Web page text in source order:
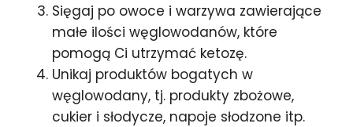
Sięgaj po owoce i warzywa zawierające
małe ilości węglowodanów, które
pomogą Ci utrzymać ketozę.
Unikaj produktów bogatych w
węglowodany, tj. produkty zbożowe,
cukier i słodycze, napoje słodzone itp.